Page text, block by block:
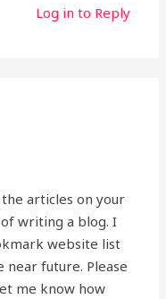
Log in to Reply
articles on your
writing a blog. I
website list
near future. Please
me know how